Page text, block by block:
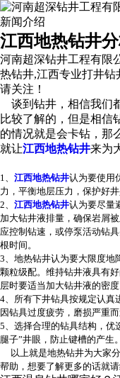
新闻介绍
江西地热钻井
河南超深钻井工程有限
热钻井,江西专业打井
请关注！
谈到钻井，相信我们
比较了解的，但是相信
的情况就是会卡钻，那
就让江西地热钻井来为
1、 江西地热钻井认为要使用
力，平衡地层压力，保护好
2、 江西地热钻井认为要尽量
加大钻井液排量，确保岩屑
应控制钻速，或停泵活动钻
根时间。
3、地热钻井认为要大限度地
颗粒级配。维持钻井液具有
层时要适当加大钻井液的密度
4、所有下井钻具按规定认真
因钻具过度疲劳，磨损严重
5、选择合理的钻具结构，优
腿子”井眼，防止键槽的产生。
以上就是地热钻井为大家
帮助，想要了解更多的话就请